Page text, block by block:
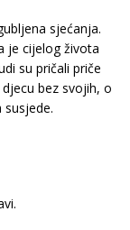
sjećanja.
je cijelog života
su pričali priče
bez svojih, o